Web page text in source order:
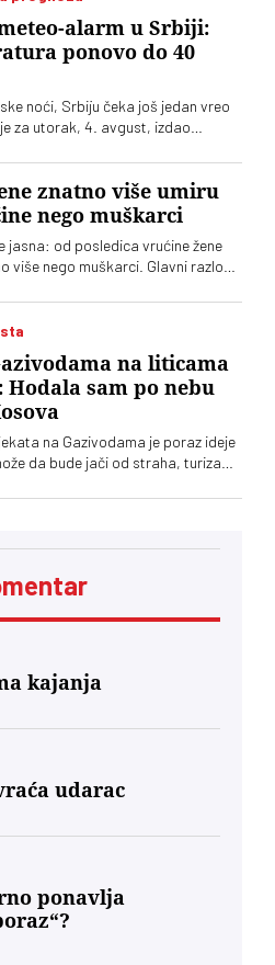
alarm u Srbiji:
ponovo do 40
noći, Srbiju čeka još jedan vreo
je za utorak, 4. avgust, izdao
nam tek predstoji
znatno više umiru
nego muškarci
jasna: od posledica vrućine žene
više nego muškarci. Glavni razlog,
na liticama
Hodala sam po nebu
na Gazivodama je poraz ideje
da bude jači od straha, turizam
budućnost, a ne zato što nemaju
svoje sopstvene životne lekcije
kajanja
udarac
ponavlja